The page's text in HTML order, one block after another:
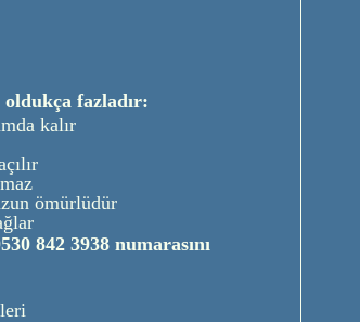
fazladır:
kalır
ömürlüdür
842 3938 numarasını